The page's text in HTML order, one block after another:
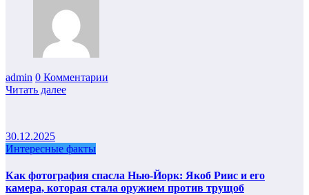
admin 0 Комментарии
Читать далее
30.12.2025
Интересные факты
Как фотография спасла Нью-Йорк: Якоб Риис и его
камера, которая стала оружием против трущоб